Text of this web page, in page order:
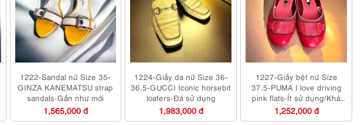
1222-Sandal nữ Size 35-
GINZA KANEMATSU strap
sandals-Gần như mới
1,565,000 đ
1224-Giầy da nữ Size 36-
36.5-GUCCI Iconic horsebit
loafers-Đã sử dụng
1,983,000 đ
1227-Giầy bệt nữ Size
37.5-PUMA I love driving
pink flats-Ít sử dụng/Khá
mới
1,252,000 đ